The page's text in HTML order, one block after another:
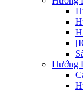
Hướng